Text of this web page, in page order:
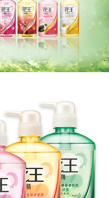
之結帳頁面顯示為準，若有關於
疑問，請聯繫「AFTEE先享後付
support/home
AFTEE先享後付」服務完成之交
，並將交易相關給付款項請求債
人或監護人之同意方可使用
引起之損失，本公司不負相關責
個別帳號之用戶狀況，依本公司即
不足之情形，本公司將視審查結果
訊註冊。若發現惡意使用之情形，
之使用額度並採取法律行動。
費
費